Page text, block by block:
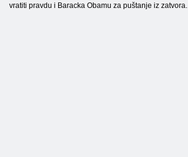
vratiti pravdu i Baracka Obamu za puštanje iz zatvora.